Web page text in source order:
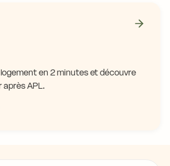
en 2 minutes et découvre
après APL.